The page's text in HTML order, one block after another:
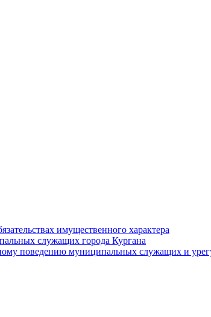
имущественного характера
служащих города Кургана
поведению муниципальных служащих и